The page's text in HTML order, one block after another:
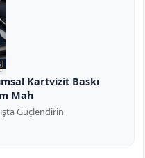
Kartvizit Baskı
Mah
Güçlendirin